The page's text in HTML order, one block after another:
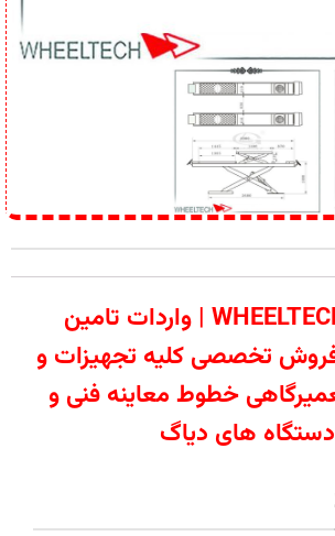
ویل تک WHEELTECH | واردات تامین
تخصصی کلیه تجهیزات و
خطوط معاینه فنی و
دستگاه های دیاگ